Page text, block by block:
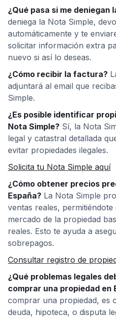
¿Qué pasa si me deniegan
deniega la Nota Simple,
automáticamente y te
solicitar información extra
nuevo si así lo deseas.
¿Cómo recibir la factura?
adjuntará al email que
Simple.
¿Es posible identificar
Nota Simple? Sí, la Nota
legal y catastral detallada
evitar propiedades ilegales.
Solicita tu Nota Simple aquí
¿Cómo obtener precios
España? La Nota Simple
ventas reales,
mercado de la propiedad
reales. Esto te ayuda a
sobrepagos.
Consultar registro de
¿Qué problemas legales
comprar una propiedad en
comprar una propiedad, es
deuda, hipoteca, o disputa